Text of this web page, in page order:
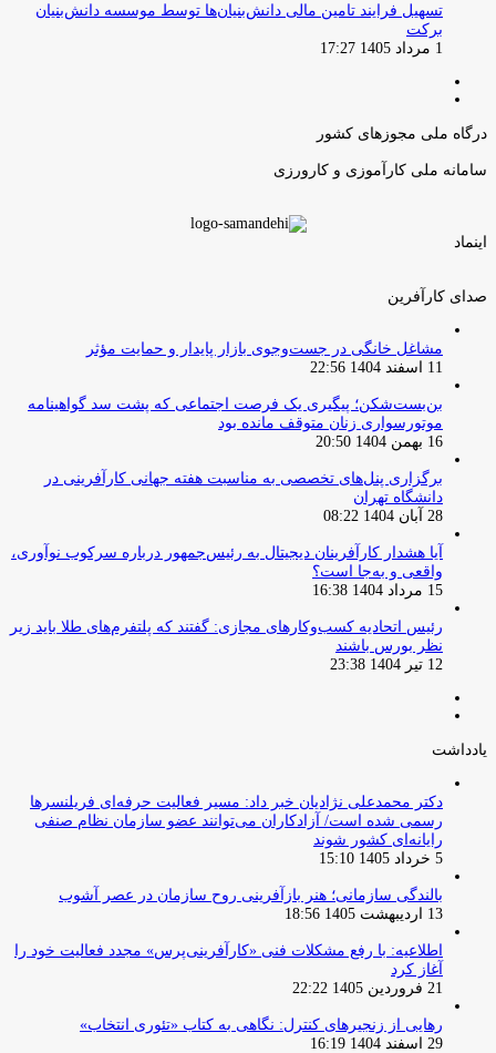
تسهیل فرایند تامین مالی دانش‌بنیان‌ها توسط موسسه دانش‌بنیان
برکت
1 مرداد 1405 17:27
درگاه ملی مجوزهای کشور
سامانه ملی کارآموزی و کارورزی
اینماد
صدای کارآفرین
مشاغل خانگی در جست‌وجوی بازار پایدار و حمایت مؤثر
11 اسفند 1404 22:56
بن‌بست‌شکن؛ پیگیری یک فرصت اجتماعی که پشت سد گواهینامه
موتورسواری زنان متوقف مانده بود
16 بهمن 1404 20:50
برگزاری پنل‌های تخصصی به مناسبت هفته جهانی کارآفرینی در
دانشگاه تهران
28 آبان 1404 08:22
آیا هشدار کارآفرینان دیجیتال به رئیس‌جمهور درباره سرکوب نوآوری،
واقعی و به‌جا است؟
15 مرداد 1404 16:38
‏رئیس اتحادیه کسب‌وکارهای مجازی: گفتند که پلتفرم‌های طلا باید زیر
نظر بورس باشند
12 تیر 1404 23:38
یادداشت
دکتر محمدعلی نژادیان خبر داد: مسیر فعالیت حرفه‌ای فریلنسرها
رسمی شده است/ آزادکاران می‌توانند عضو سازمان نظام صنفی
رایانه‌ای کشور شوند
5 خرداد 1405 15:10
بالندگی سازمانی؛ هنر بازآفرینی روح سازمان در عصر آشوب
13 اردیبهشت 1405 18:56
اطلاعیه: با رفع مشکلات فنی «کارآفرینی‌پرس» مجدد فعالیت خود را
آغاز کرد
21 فروردین 1405 22:22
رهایی از زنجیرهای کنترل: نگاهی به کتاب «تئوری انتخاب»
29 اسفند 1404 16:19